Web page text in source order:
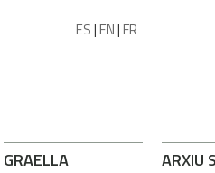
ES|EN|FR
GRAELLA ARXIU